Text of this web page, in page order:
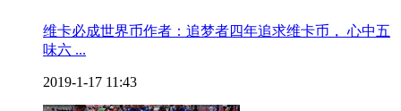
维卡必成世界币作者：追梦者四年追求维卡币， 心中五
味六 ...
2019-1-17 11:43